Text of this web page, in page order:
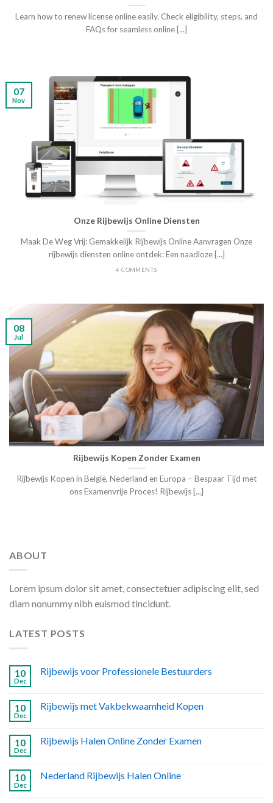
Learn how to renew license online easily. Check eligibility, steps, and
FAQs for seamless online [...]
Onze Rijbewijs Online Diensten
Maak De Weg Vrij: Gemakkelijk Rijbewijs Online Aanvragen Onze
rijbewijs diensten online ontdek: Een naadloze [...]
4 COMMENTS
07
Nov
Rijbewijs Kopen Zonder Examen
Rijbewijs Kopen in België, Nederland en Europa – Bespaar Tijd met
ons Examenvrije Proces! Rijbewijs [...]
08
Jul
ABOUT
Lorem ipsum dolor sit amet, consectetuer adipiscing elit, sed
diam nonummy nibh euismod tincidunt.
LATEST POSTS
10
Dec
Rijbewijs voor Professionele Bestuurders
10
Dec
Rijbewijs met Vakbekwaamheid Kopen
10
Dec
Rijbewijs Halen Online Zonder Examen
10
Dec
Nederland Rijbewijs Halen Online